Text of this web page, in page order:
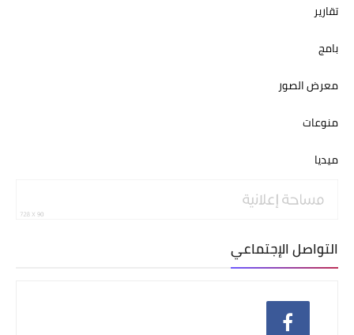
تقارير
بامج
معرض الصور
منوعات
ميديا
التواصل الإجتماعي